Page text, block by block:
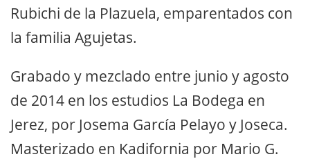
Rubichi de la Plazuela, emparentados con
la familia Agujetas.
Grabado y mezclado entre junio y agosto
de 2014 en los estudios La Bodega en
Jerez, por Josema García Pelayo y Joseca.
Masterizado en Kadifornia por Mario G.